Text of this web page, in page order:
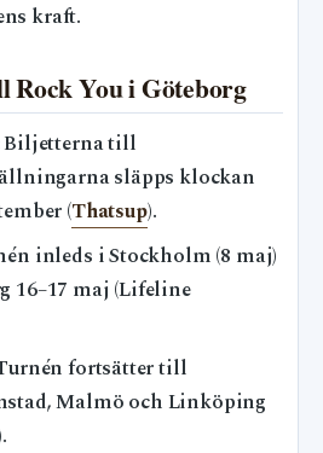
kraft.
You i Göteborg
Biljetterna till
släpps klockan
(Thatsup).
inleds i Stockholm (8 maj)
16–17 maj (Lifeline
fortsätter till
Malmö och Linköping